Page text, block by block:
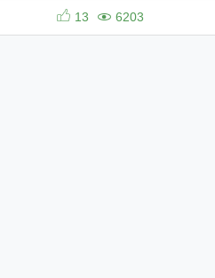
13 6203